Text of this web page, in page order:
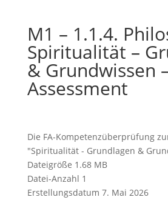
M1 – 1.1.4.
Spiritualität –
& Grundwissen
Assessment
Die FA-Kompetenzüberprüfung
"Spiritualität - Grundlagen &
Dateigröße 1.68 MB
Datei-Anzahl 1
Erstellungsdatum 7. Mai 2026